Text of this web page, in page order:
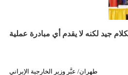
جيد لكنه لا يقدم أي مبادرة عملية
طهران/ عبَّر وزير الخارجية الإيراني